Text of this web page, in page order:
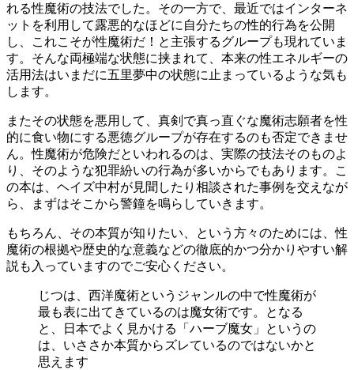
れる性魔術の技法でした。その一方で、最近ではインターネ
ットを利用して露悪的なほどに自分たちの性的行為を公開
し、これこそが性魔術だ！と主張するグループも現れていま
す。そんな両極端な状態に挟まれて、本来の性エネルギーの
活用法はいまだに五里夢中の状態に止まっているような気も
します。
またその状態を悪用して、真剣で真っ直ぐな魔術志願者を性
的に食い物にする悪徳グループが存在するのも否定できませ
ん。性魔術が危険だといわれるのは、実際の技法そのものよ
り、そのような犯罪紛いの行為が多いからでもあります。こ
の本は、ヘイズ中村が見聞したり相談された事例を交えなが
ら、まずはそこから警鐘を鳴らしていきます。
もちろん、その本質が知りたい、という方々のためには、性
魔術の根拠や歴史的な意義などの徹底的かつ分かりやすい解
説も入っていますのでご安心ください。
じつは、西洋魔術というジャンルの中で性魔術が
最も表に出てきているのは魔女術です。となる
と、日本でよく見かける「ハーブ魔女」というの
は、いささか本質からズレているのではないかと
思えます